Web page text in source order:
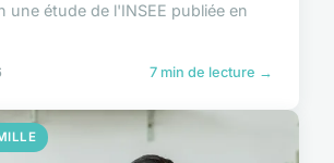
une étude de l'INSEE publiée en
7 min de lecture →